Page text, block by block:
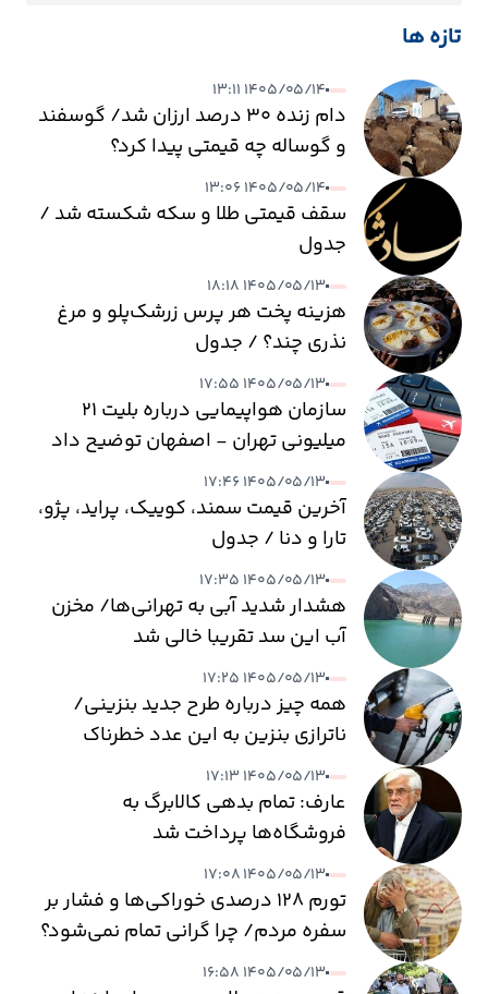
تازه ها
۱۴۰۵/۰۵/۱۴ ۱۳:۱۱
دام زنده ۳۰ درصد ارزان شد/ گوسفند
و گوساله چه قیمتی پیدا کرد؟
۱۴۰۵/۰۵/۱۴ ۱۳:۰۶
سقف قیمتی طلا و سکه شکسته شد /
جدول
۱۴۰۵/۰۵/۱۳ ۱۸:۱۸
هزینه پخت هر پرس زرشک‌پلو و مرغ
نذری چند؟ / جدول
۱۴۰۵/۰۵/۱۳ ۱۷:۵۵
سازمان هواپیمایی درباره بلیت ۲۱
میلیونی تهران - اصفهان توضیح داد
۱۴۰۵/۰۵/۱۳ ۱۷:۴۶
آخرین قیمت سمند، کوییک، پراید، پژو،
تارا و دنا / جدول
۱۴۰۵/۰۵/۱۳ ۱۷:۳۵
هشدار شدید آبی به تهرانی‌ها/ مخزن
آب این سد تقریبا خالی شد
۱۴۰۵/۰۵/۱۳ ۱۷:۲۵
همه چیز درباره طرح جدید بنزینی/
ناترازی بنزین به این عدد خطرناک
می‌رسد
۱۴۰۵/۰۵/۱۳ ۱۷:۱۳
عارف: تمام بدهی کالابرگ به
فروشگاه‌ها پرداخت شد
۱۴۰۵/۰۵/۱۳ ۱۷:۰۸
تورم ۱۲۸ درصدی خوراکی‌ها و فشار بر
سفره مردم/ چرا گرانی تمام نمی‌شود؟
۱۴۰۵/۰۵/۱۳ ۱۶:۵۸